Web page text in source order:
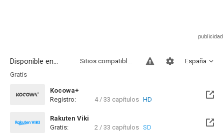
Disponible en... España
Sitios compatibles
Gratis
Kocowa+
Registro:
4 / 33 capítulos HD
Rakuten Viki
Gratis:
2 / 33 capítulos SD